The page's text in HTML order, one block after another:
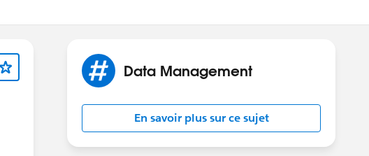
Data Management
En savoir plus sur ce sujet